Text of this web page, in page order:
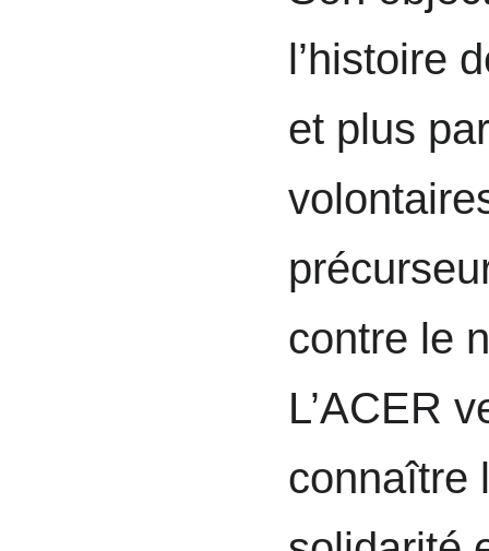
l’histoire
et plus
contre le
L’ACER
connaître